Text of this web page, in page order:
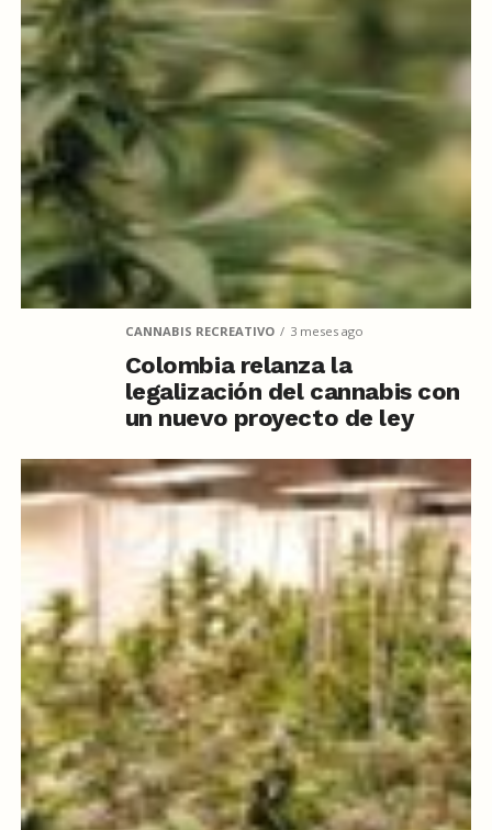
CANNABIS RECREATIVO 3 meses ago
Colombia relanza la
legalización del cannabis con
un nuevo proyecto de ley